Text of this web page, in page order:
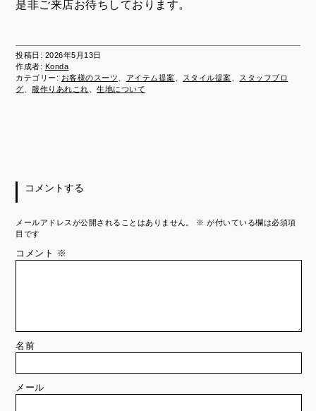
是非ご来店お待ちしております。
投稿日: 2026年5月13日
作成者: Konda
カテゴリー: お客様のスーツ アイテム提案 スタイル提案
スタッフブロ
グ
服作りあれこれ 、生地について
コメントする
メールアドレスが公開されることはありません。 ※ が付いている欄は必須項
目です
コメント ※
名前
メール